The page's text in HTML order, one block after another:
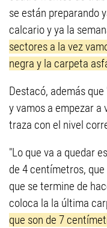
se están preparando
calcario y ya la
sectores a la vez
negra y la carpeta
Destacó, además
y vamos a empezar a
traza con el nivel
"Lo que va a quedar
de 4 centímetros,
que se termine de
coloca la la última
que son de 7